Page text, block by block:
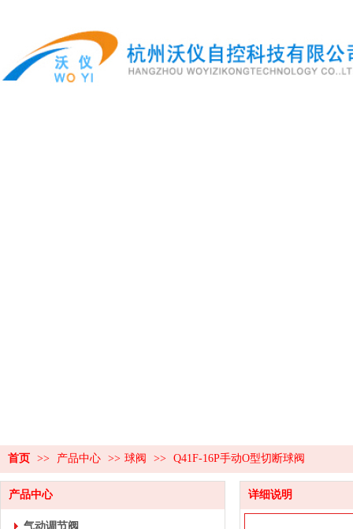
首页 >> 产品中心 >> 球阀 >> Q41F-16P手动O型切断球阀
产品中心
气动调节阀
详细说明